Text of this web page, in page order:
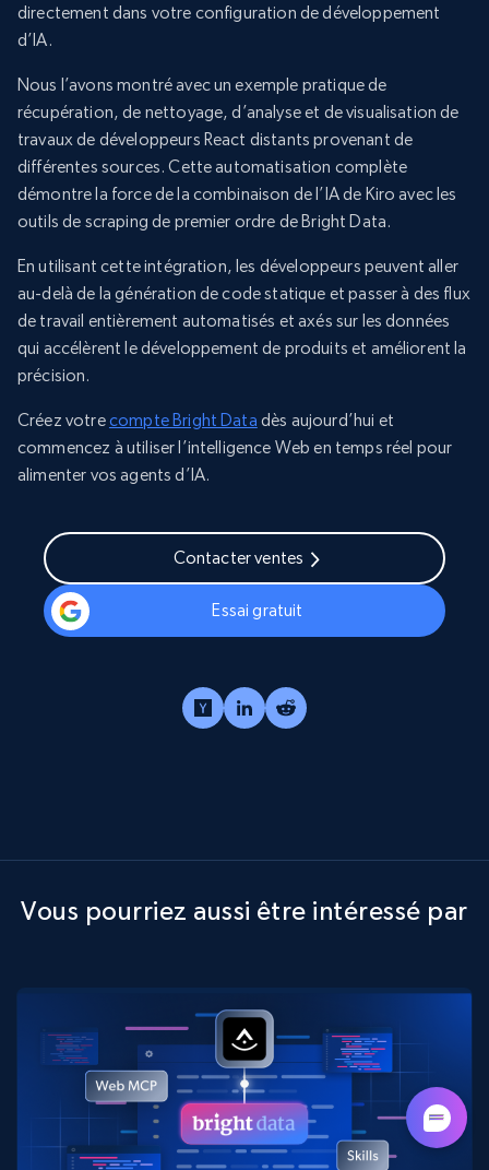
directement dans votre configuration de développement
d’IA.
Nous l’avons montré avec un exemple pratique de
récupération, de nettoyage, d’analyse et de visualisation de
travaux de développeurs React distants provenant de
différentes sources. Cette automatisation complète
démontre la force de la combinaison de l’IA de Kiro avec les
outils de scraping de premier ordre de Bright Data.
En utilisant cette intégration, les développeurs peuvent aller
au-delà de la génération de code statique et passer à des flux
de travail entièrement automatisés et axés sur les données
qui accélèrent le développement de produits et améliorent la
précision.
Créez votrecompte Bright Data dès aujourd’hui et
commencez à utiliser l’intelligence Web en temps réel pour
alimenter vos agents d’IA.
Contacter ventes
Essai gratuit
Vous pourriez aussi être intéressé par